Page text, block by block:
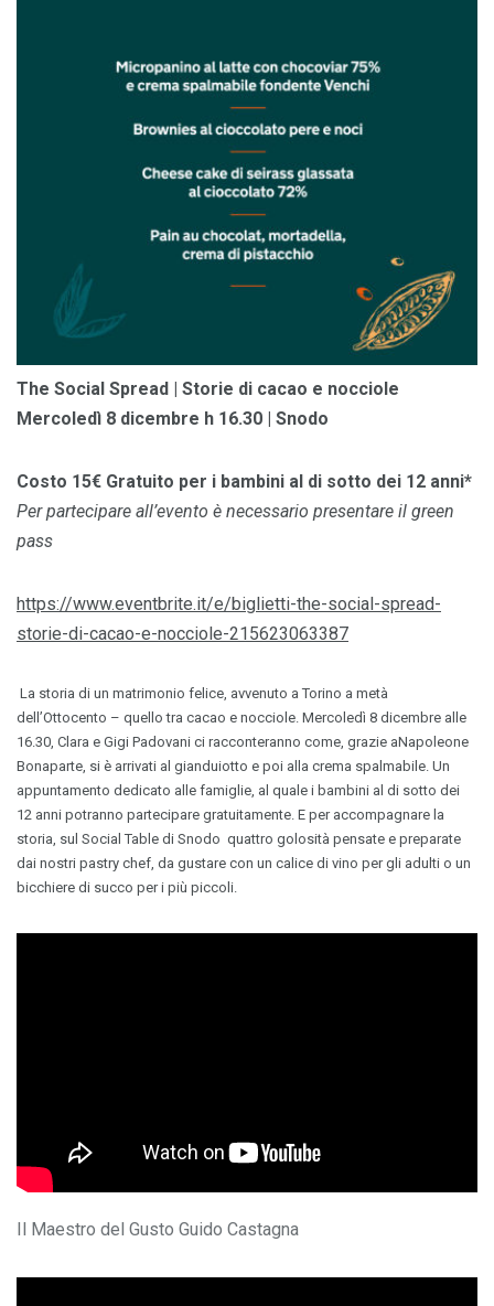
The Social Spread | Storie di cacao e nocciole
Mercoledì 8 dicembre h 16.30 | Snodo
Costo 15€ Gratuito per i bambini al di sotto dei 12 anni*
Per partecipare all’evento è necessario presentare il green
pass
https://www.eventbrite.it/e/biglietti-the-social-spread-
storie-di-cacao-e-nocciole-215623063387
La storia di un matrimonio felice, avvenuto a Torino a metà
dell’Ottocento – quello tra cacao e nocciole. Mercoledì 8 dicembre alle
16.30, Clara e Gigi Padovani ci racconteranno come, grazie aNapoleone
Bonaparte, si è arrivati al gianduiotto e poi alla crema spalmabile. Un
appuntamento dedicato alle famiglie, al quale i bambini al di sotto dei
12 anni potranno partecipare gratuitamente. E per accompagnare la
storia, sul Social Table di Snodo quattro golosità pensate e preparate
dai nostri pastry chef, da gustare con un calice di vino per gli adulti o un
bicchiere di succo per i più piccoli.
Il Maestro del Gusto Guido Castagna